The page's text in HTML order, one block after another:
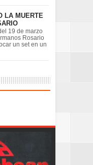
LA MUERTE
19 de marzo
Rosario
un set en un